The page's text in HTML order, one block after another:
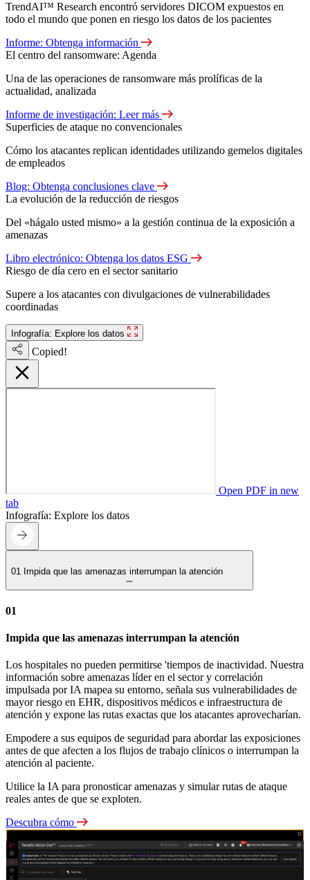
TrendAI™ Research encontró servidores DICOM expuestos en
todo el mundo que ponen en riesgo los datos de los pacientes
Informe: Obtenga información
El centro del ransomware: Agenda
Una de las operaciones de ransomware más prolíficas de la
actualidad, analizada
Informe de investigación: Leer más
Superficies de ataque no convencionales
Cómo los atacantes replican identidades utilizando gemelos digitales
de empleados
Blog: Obtenga conclusiones clave
La evolución de la reducción de riesgos
Del «hágalo usted mismo» a la gestión continua de la exposición a
amenazas
Libro electrónico: Obtenga los datos ESG
Riesgo de día cero en el sector sanitario
Supere a los atacantes con divulgaciones de vulnerabilidades
coordinadas
Infografía: Explore los datos
Copied!
Open PDF in new
tab
Infografía: Explore los datos
01 Impida que las amenazas interrumpan la atención
01
Impida que las amenazas interrumpan la atención
Los hospitales no pueden permitirse 'tiempos de inactividad. Nuestra
información sobre amenazas líder en el sector y correlación
impulsada por IA mapea su entorno, señala sus vulnerabilidades de
mayor riesgo en EHR, dispositivos médicos e infraestructura de
atención y expone las rutas exactas que los atacantes aprovecharían.
Empodere a sus equipos de seguridad para abordar las exposiciones
antes de que afecten a los flujos de trabajo clínicos o interrumpan la
atención al paciente.
Utilice la IA para pronosticar amenazas y simular rutas de ataque
reales antes de que se exploten.
Descubra cómo